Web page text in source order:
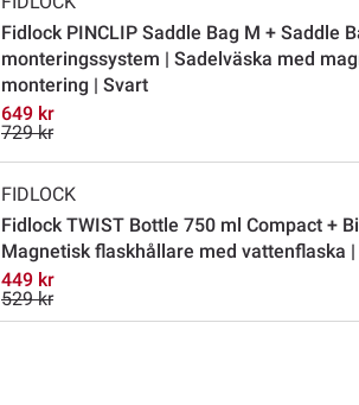
Fidlock PINCLIP Saddle Bag M + Saddle
monteringssystem | Sadelväska med
montering | Svart
649 kr
729 kr
FIDLOCK
Fidlock TWIST Bottle 750 ml Compact +
Magnetisk flaskhållare med vattenflaska
449 kr
529 kr